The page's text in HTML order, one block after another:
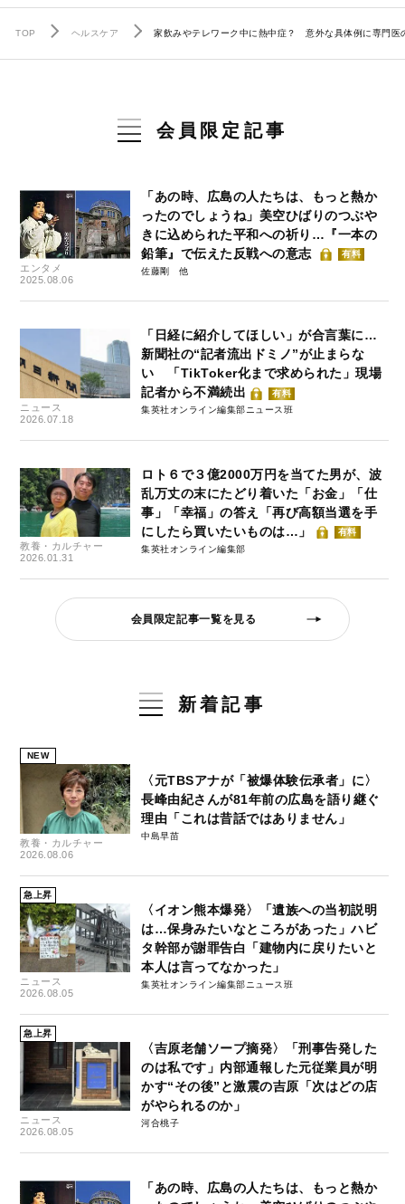
TOP ヘルスケア 家飲みやテレワーク中に熱中症？ 意外な具体例に専門医
会員限定記事
エンタメ
2025.08.06
「あの時、広島の人たちは、もっと熱か
ったのでしょうね」美空ひばりのつぶや
きに込められた平和への祈り…『一本の
鉛筆』で伝えた反戦への意志
有料
佐藤剛
ニュース
2026.07.18
「日経に紹介してほしい」が合言葉に…
新聞社の“記者流出ドミノ”が止まらな
い 「TikToker化まで求められた」現場
記者から不満続出
有料
集英社オンライン編集部ニュース班
教養・カルチャー
2026.01.31
ロト６で３億2000万円を当てた男が、波
乱万丈の末にたどり着いた「お金」「仕
事」「幸福」の答え「再び高額当選を手
にしたら買いたいものは…」
有料
集英社オンライン編集部
会員限定記事一覧を見る
新着記事
NEW
教養・カルチャー
2026.08.06
〈元TBSアナが「被爆体験伝承者」に〉
長峰由紀さんが81年前の広島を語り継ぐ
理由「これは昔話ではありません」
中島早苗
急上昇
ニュース
2026.08.05
〈イオン熊本爆発〉「遺族への当初説明
は…保身みたいなところがあった」ハビ
タ幹部が謝罪告白「建物内に戻りたいと
本人は言ってなかった」
集英社オンライン編集部ニュース班
急上昇
ニュース
2026.08.05
〈吉原老舗ソープ摘発〉「刑事告発した
のは私です」内部通報した元従業員が明
かす“その後”と激震の吉原「次はどの店
がやられるのか」
河合桃子
「あの時、広島の人たちは、もっと熱か